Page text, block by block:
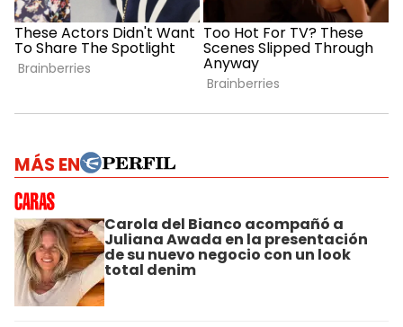
MÁS EN
Carola del Bianco acompañó a
Juliana Awada en la presentación
de su nuevo negocio con un look
total denim